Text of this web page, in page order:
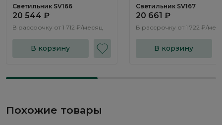
Светильник SV166
20 544 ₽
В рассрочку от 1 712 ₽/месяц
В корзину
Светильник SV167
20 661 ₽
В рассрочку от 1 722 ₽/
В корзину
Похожие товары